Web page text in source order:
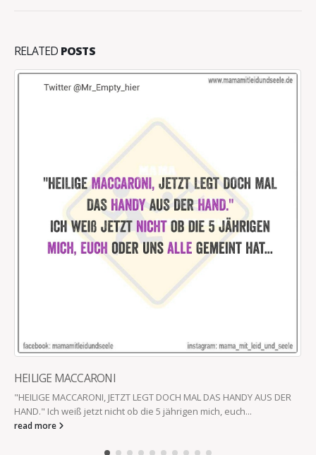
RELATED POSTS
HEILIGE MACCARONI
"HEILIGE MACCARONI, JETZT LEGT DOCH MAL DAS HANDY AUS DER
HAND." Ich weiß jetzt nicht ob die 5 jährigen mich, euch...
read more